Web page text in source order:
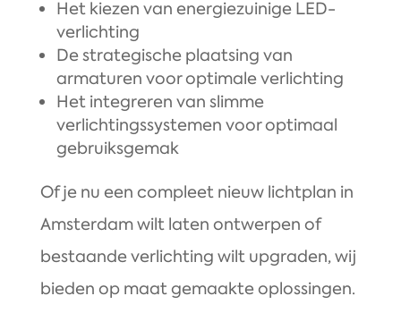
Het kiezen van energiezuinige LED-
verlichting
De strategische plaatsing van
armaturen voor optimale verlichting
Het integreren van slimme
verlichtingssystemen voor optimaal
gebruiksgemak
Of je nu een compleet nieuw lichtplan in
Amsterdam wilt laten ontwerpen of
bestaande verlichting wilt upgraden, wij
bieden op maat gemaakte oplossingen.